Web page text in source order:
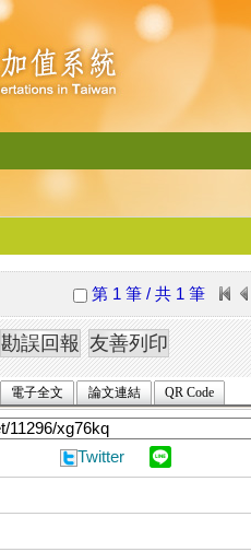
第 1 筆 / 共 1 筆
電子全文 論文連結 QR Code
Twitter